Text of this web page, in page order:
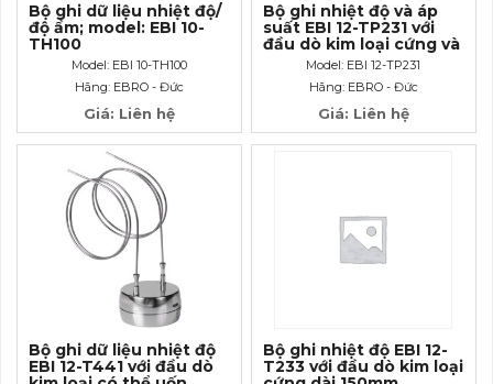
Bộ ghi dữ liệu nhiệt độ/
độ ẩm; model: EBI 10-
TH100
Model: EBI 10-TH100
Hãng: EBRO - Đức
Giá: Liên hệ
Bộ ghi nhiệt độ và áp
suất EBI 12-TP231 với
đầu dò kim loại cứng và
đầu kết nói Luer- Lock.
Model: EBI 12-TP231
Hãng: EBRO - Đức
Giá: Liên hệ
Bộ ghi dữ liệu nhiệt độ
EBI 12-T441 với đầu dò
Bộ ghi nhiệt độ EBI 12-
T233 với đầu dò kim loại